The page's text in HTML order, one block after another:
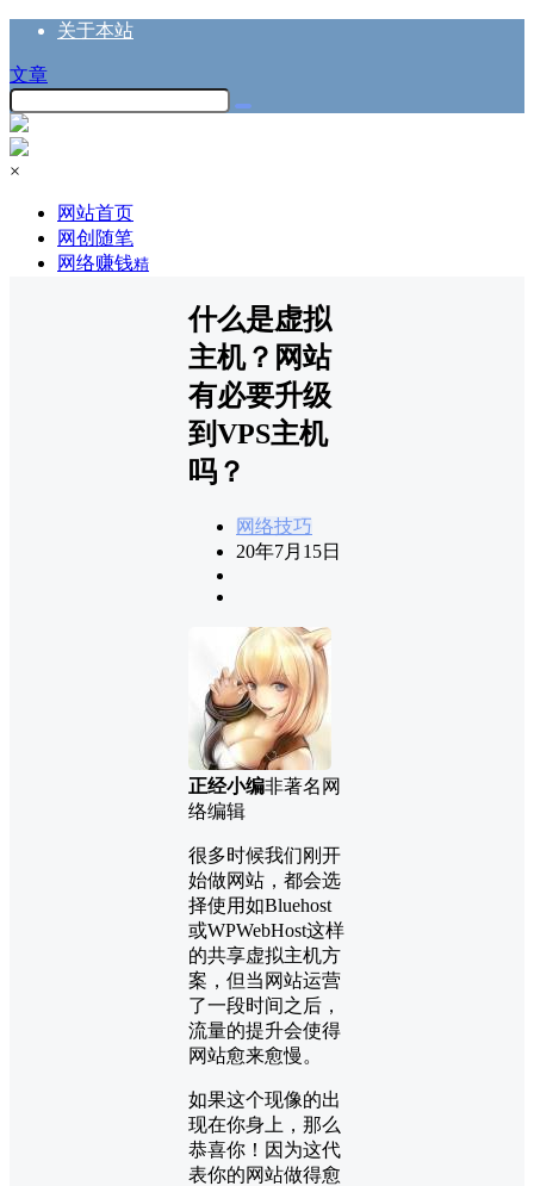
关于本站
文章
×
网站首页
网创随笔
网络赚钱精
什么是虚拟
主机？网站
有必要升级
到VPS主机
吗？
网络技巧
20年7月15日
正经小编非著名网
络编辑
很多时候我们刚开
始做网站，都会选
择使用如Bluehost
或WPWebHost这样
的共享虚拟主机方
案，但当网站运营
了一段时间之后，
流量的提升会使得
网站愈来愈慢。
如果这个现像的出
现在你身上，那么
恭喜你！因为这代
表你的网站做得愈